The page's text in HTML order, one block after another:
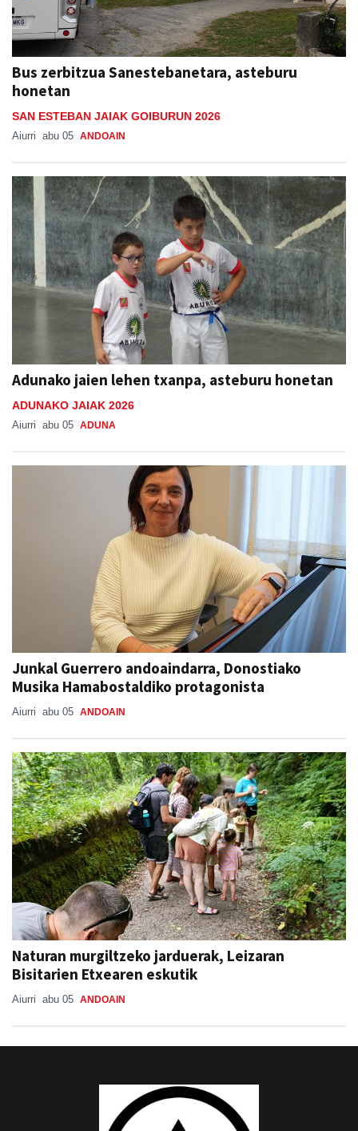
Bus zerbitzua Sanestebanetara, asteburu
honetan
SAN ESTEBAN JAIAK GOIBURUN 2026
Aiurri abu 05 ANDOAIN
Adunako jaien lehen txanpa, asteburu honetan
ADUNAKO JAIAK 2026
Aiurri abu 05 ADUNA
Junkal Guerrero andoaindarra, Donostiako
Musika Hamabostaldiko protagonista
Aiurri abu 05 ANDOAIN
Naturan murgiltzeko jarduerak, Leizaran
Bisitarien Etxearen eskutik
Aiurri abu 05 ANDOAIN